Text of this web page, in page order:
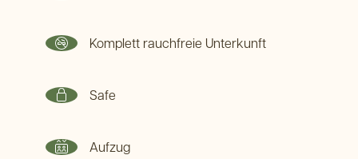
Komplett rauchfreie Unterkunft
Safe
Aufzug